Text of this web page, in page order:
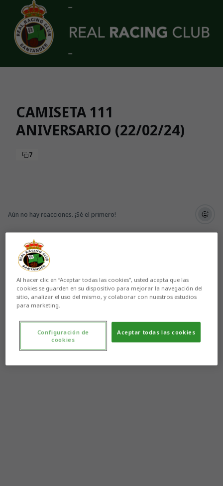
Skip to main content
CAMISETA 111
ANIVERSARIO (22/02/24)
7
Aún no hay reacciones. ¡Sé el primero!
Al hacer clic en “Aceptar todas las cookies”, usted acepta que las
cookies se guarden en su dispositivo para mejorar la navegación del
sitio, analizar el uso del mismo, y colaborar con nuestros estudios
para marketing.
Aceptar todas las cookies
Configuración de
cookies